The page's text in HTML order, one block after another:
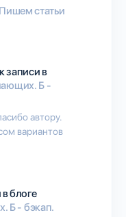
Пишем статьи
записи в
Б -
автору.
вариантов
блоге
Б - бэкап.